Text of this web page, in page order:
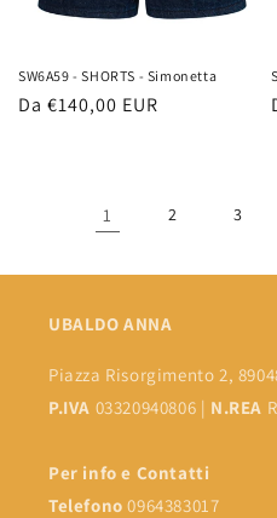
SW6A59 - SHORTS - Simonetta
Prezzo
Da €140,00 EUR
1 2 3
UBALDO ANNA
Piazza Risorgimento 2,
P.IVA 03320940806 | N.REA
Per info e Contatti
Telefono 0964383017